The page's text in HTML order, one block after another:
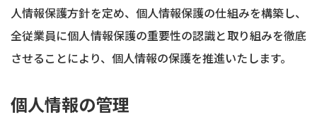
人情報保護方針を定め、個人情報保護の仕組みを構築し、
全従業員に個人情報保護の重要性の認識と取り組みを徹底
させることにより、個人情報の保護を推進いたします。
個人情報の管理